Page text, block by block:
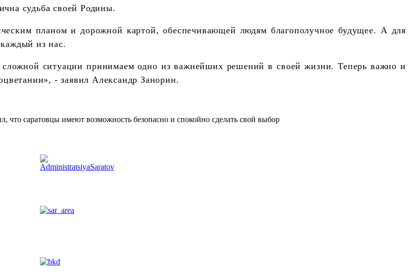
судьба своей Родины.
планом и дорожной картой, обеспечивающей людям благополучное будущее. А для
из нас.
сложной ситуации принимаем одно из важнейших решений в своей жизни. Теперь важно и
- заявил Александр Занорин.